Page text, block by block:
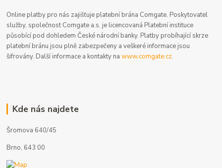
Online platby pro nás zajišťuje platební brána Comgate. Poskytovatel
služby, společnost Comgate a.s. je licencovaná Platební instituce
působící pod dohledem České národní banky. Platby probíhající skrze
platební bránu jsou plně zabezpečeny a veškeré informace jsou
šifrovány. Další informace a kontakty nawww.comgate.cz.
Kde nás najdete
Šromova 640/45
Brno, 643 00